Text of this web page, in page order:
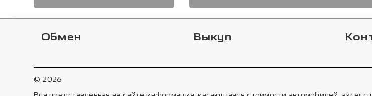
Обмен Выкуп
© 2026